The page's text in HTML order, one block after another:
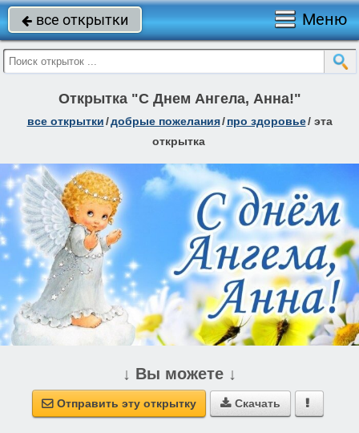
 все открытки Меню
Открытка "С Днем Ангела, Анна!"
все открытки/добрые пожелания/ про здоровье/ эта
открытка
↓ Вы можете ↓
 Отправить эту открытку  Скачать 